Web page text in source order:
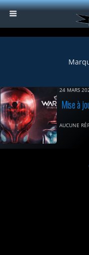
24 MARS
Mise à
AUCUNE